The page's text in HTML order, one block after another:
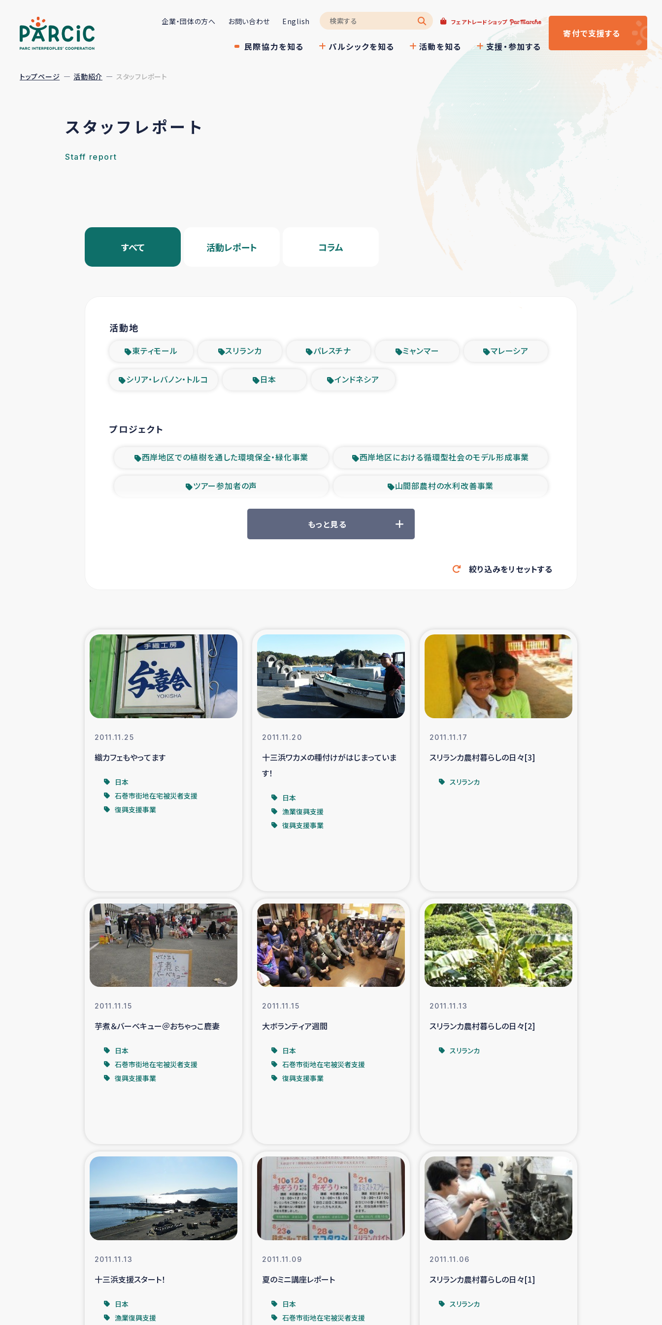
企業・団体の方へ お問い合わせ English フェアトレードショップ
民際協力を知る パルシックを知る 活動を知る 支援・参加する
寄付で支援する
トップページ 活動紹介 スタッフレポート
スタッフレポート
Staff report
すべて 活動レポート コラム
活動地
東ティモール スリランカ パレスチナ ミャンマー マレーシア
シリア・レバノン・トルコ 日本 インドネシア
プロジェクト
西岸地区での植樹を通した環境保全・緑化事業 西岸地区における循環型社会のモデル形成事業
ツアー参加者の声 山間部農村の水利改善事業
緊急救援の時代 森林保全型農業の支援事業
東ティモール豪雨緊急支援 大雨による洪水被災者支援
シリア国内避難民・帰還民の生活再建支援
スリランカ 緊急人道支援 スリランカ南部洪水被災者支援
スリランカの南北女性をつなぐサリー・リサイクル・プロジ
ェクト
復興支援事業
令和6年能登半島地震 緊急支援
ミャンマー緊急支援
タイ国境ミャンマー移民子ども支援
海外ルーツの市民との共生 神原ゼミxパルシック
石巻市街地在宅被災者支援 復興応援隊の活動
仮設住宅生活支援・農業復興支援 漁業復興支援
インターン・ボランティア日誌 経済自立支援事業
ガザ地区における羊の畜産支援 ガザ地区での公園の緑化を通じた支援事業
ガザ地区における被災住民への緊急支援
民際教育 食べる
トルコ・シリア地震被災者支援 デニヤヤ小規模紅茶農家支援
コーヒー生産者支援 アイナロ県マウベシ郡でのコーヒー畑改善事業
アグロフォレストリー（カカオ）事業
もっと見る
絞り込みをリセットする
2011.11.25
織カフェもやってます
日本
石巻市街地在宅被災者支援
復興支援事業
2011.11.20
十三浜ワカメの種付けがはじまっていま
す！
日本
漁業復興支援
復興支援事業
2011.11.17
スリランカ農村暮らしの日々[3]
スリランカ
2011.11.15
芋煮＆バーベキュー＠おちゃっこ鹿妻
日本
石巻市街地在宅被災者支援
復興支援事業
2011.11.15
大ボランティア週間
日本
石巻市街地在宅被災者支援
復興支援事業
2011.11.13
スリランカ農村暮らしの日々[2]
スリランカ
2011.11.13
十三浜支援スタート！
日本
漁業復興支援
2011.11.09
夏のミニ講座レポート
日本
石巻市街地在宅被災者支援
2011.11.06
スリランカ農村暮らしの日々[1]
スリランカ